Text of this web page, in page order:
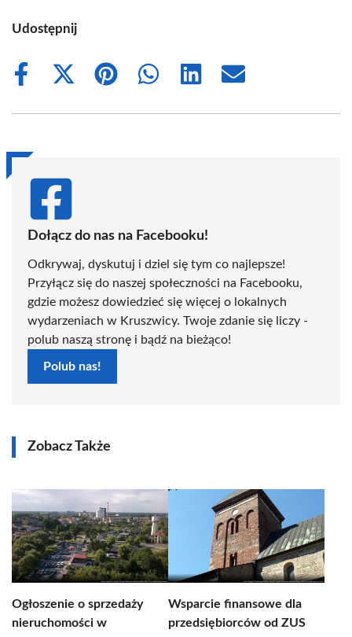
Udostępnij
Share
Share
(Twitter)
Share
Share
Share
Share
Dołącz do nas na Facebooku!
Odkrywaj, dyskutuj i dziel się tym co najlepsze!
Przyłącz się do naszej społeczności na Facebooku,
gdzie możesz dowiedzieć się więcej o lokalnych
wydarzeniach w Kruszwicy. Twoje zdanie się liczy -
polub naszą stronę i bądź na bieżąco!
Polub nas!
Zobacz Także
Ogłoszenie o sprzedaży
nieruchomości w
Wsparcie finansowe dla
przedsiębiorców od ZUS